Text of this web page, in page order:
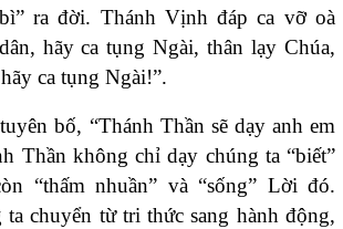
ra đời. Thánh Vịnh đáp ca vỡ oà
hãy ca tụng Ngài, thân lạy Chúa,
ca tụng Ngài!”.
bố, “Thánh Thần sẽ dạy anh em
Thần không chỉ dạy chúng ta “biết”
“thấm nhuần” và “sống” Lời đó.
chuyển từ tri thức sang hành động,